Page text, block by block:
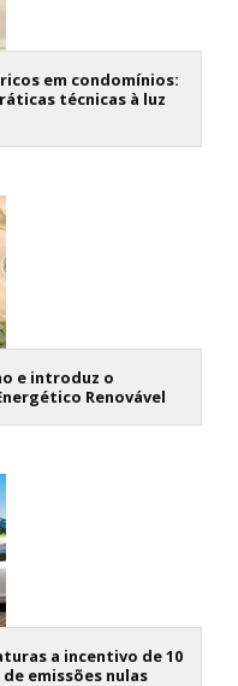
em condomínios:
técnicas à luz
e introduz o
Renovável
a incentivo de 10
emissões nulas